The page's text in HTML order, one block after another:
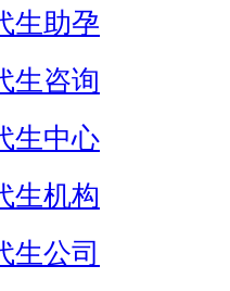
生助孕
生咨询
生中心
生机构
生公司